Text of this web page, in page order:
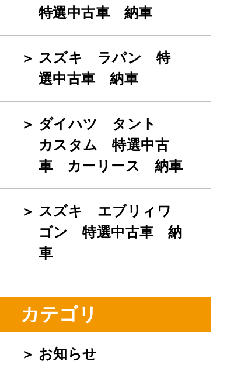
特選中古車 納車
スズキ ラパン 特
選中古車 納車
ダイハツ タント
カスタム 特選中古
車 カーリース 納車
スズキ エブリィワ
ゴン 特選中古車 納
車
カテゴリ
お知らせ